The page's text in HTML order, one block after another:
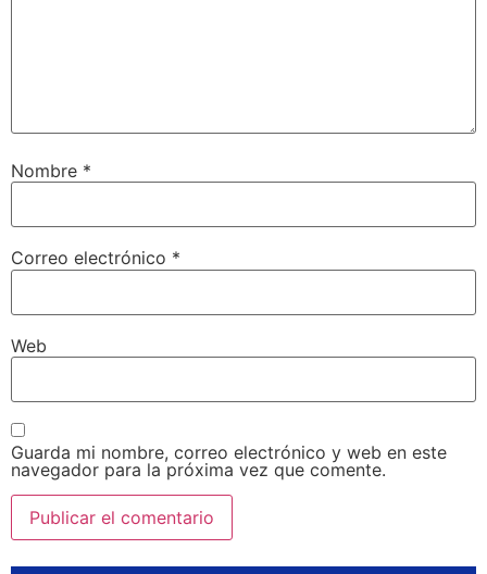
Nombre *
Correo electrónico *
Web
Guarda mi nombre, correo electrónico y web en este
navegador para la próxima vez que comente.